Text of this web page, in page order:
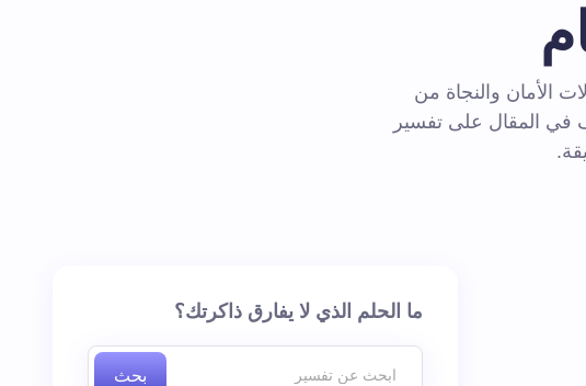
الأمان والنجاة من
في المقال على تفسير
ما الحلم الذي لا يفارق ذاكرتك؟
بحث